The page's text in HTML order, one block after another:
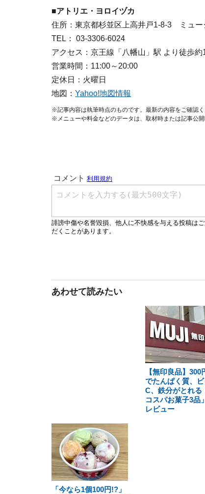
■アトリエ・ヨロイヅカ
住所：東京都杉並区上高井戸1-8-3 ミュー
TEL： 03-3306-6024
アクセス：京王線「八幡山」駅 より徒歩約
営業時間：11:00～20:00
定休日：火曜日
地図： Yahoo!地図情報
※記事内容は執筆時点のものです。最新の内容をご確認く
※メニューや料金などのデータは、取材時または記事公開
あわせて読みたい
【無印良品】300
でたんぱく質、
C、鉄分がとれる
コスパお菓子3品
レビュー
「今なら1個100円!?」